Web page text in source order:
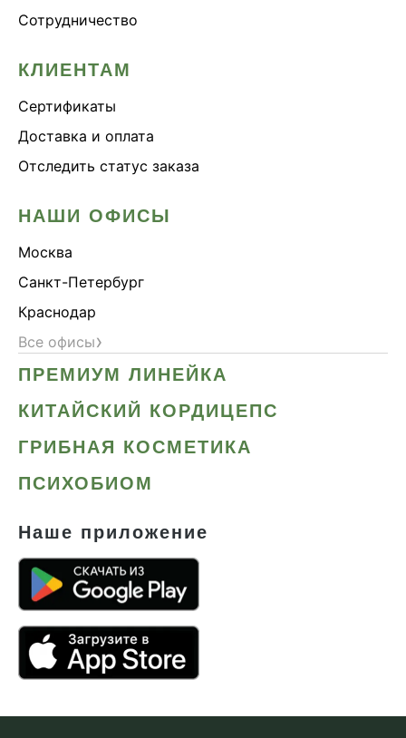
Сотрудничество
КЛИЕНТАМ
Сертификаты
Доставка и оплата
Отследить статус заказа
НАШИ ОФИСЫ
Москва
Санкт-Петербург
Краснодар
Все офисы›
ПРЕМИУМ ЛИНЕЙКА
КИТАЙСКИЙ КОРДИЦЕПС
ГРИБНАЯ КОСМЕТИКА
ПСИХОБИОМ
Наше приложение